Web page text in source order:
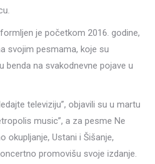
je početkom 2016. godine,
svojim pesmama, koje su
benda na svakodnevne pojave u
televiziju”, objavili su u martu
music”, a za pesme Ne
okupljanje, Ustani i Šišanje,
promovišu svoje izdanje.